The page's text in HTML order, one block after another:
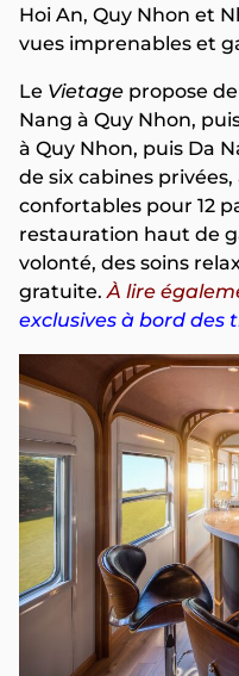
Hoi An, Quy Nhon et
vues imprenables et
Le Vietage propose
Nang à Quy Nhon,
à Quy Nhon, puis Da
de six cabines privées,
confortables pour 12
restauration haut de
volonté, des soins
gratuite. À lire
exclusives à bord des